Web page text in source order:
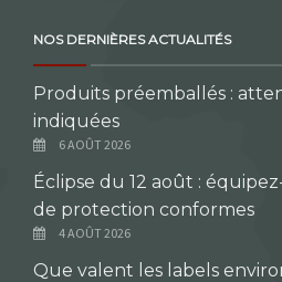
NOS DERNIÈRES ACTUALITÉS
Produits préemballés :
indiquées
6 AOÛT 2026
Éclipse du 12 août :
de protection conformes
4 AOÛT 2026
Que valent les labels